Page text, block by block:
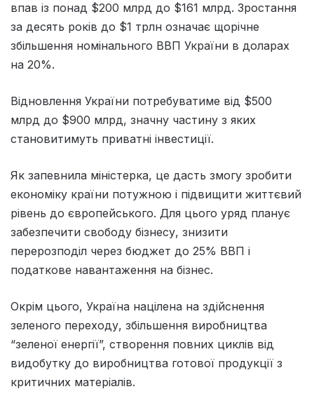
впав із понад $200 млрд до $161 млрд. Зростання
за десять років до $1 трлн означає щорічне
збільшення номінального ВВП України в доларах
на 20%.
Відновлення України потребуватиме від $500
млрд до $900 млрд, значну частину з яких
становитимуть приватні інвестиції.
Як запевнила міністерка, це дасть змогу зробити
економіку країни потужною і підвищити життєвий
рівень до європейського. Для цього уряд планує
забезпечити свободу бізнесу, знизити
перерозподіл через бюджет до 25% ВВП і
податкове навантаження на бізнес.
Окрім цього, Україна націлена на здійснення
зеленого переходу, збільшення виробництва
“зеленої енергії”, створення повних циклів від
видобутку до виробництва готової продукції з
критичних матеріалів.